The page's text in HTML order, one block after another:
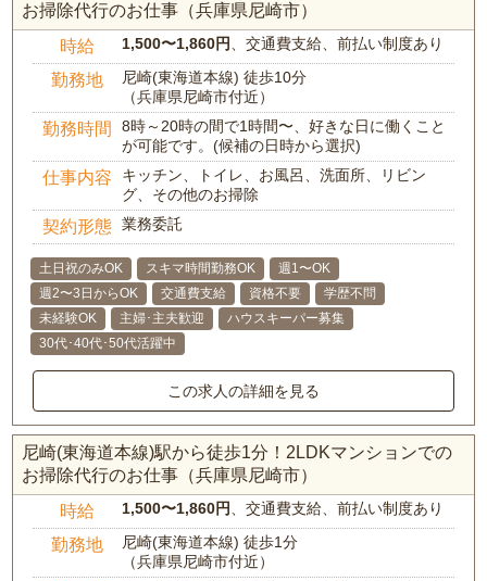
お掃除代行のお仕事（兵庫県尼崎市）
時給 1,500〜1,860円、交通費支給、前払い制度あり
勤務地
尼崎(東海道本線) 徒歩10分
（兵庫県尼崎市付近）
勤務時間
8時～20時の間で1時間〜、好きな日に働くこと
が可能です。(候補の日時から選択)
仕事内容
キッチン、トイレ、お風呂、洗面所、リビン
グ、その他のお掃除
契約形態 業務委託
土日祝のみOK スキマ時間勤務OK
週1〜OK
週2〜3日からOK
交通費支給 資格不要
学歴不問
未経験OK
主婦･主夫歓迎
ハウスキーパー募集
30代･40代･50代活躍中
この求人の詳細を見る
尼崎(東海道本線)駅から徒歩1分！2LDKマンションでの
お掃除代行のお仕事（兵庫県尼崎市）
時給 1,500〜1,860円、交通費支給、前払い制度あり
勤務地
尼崎(東海道本線) 徒歩1分
（兵庫県尼崎市付近）